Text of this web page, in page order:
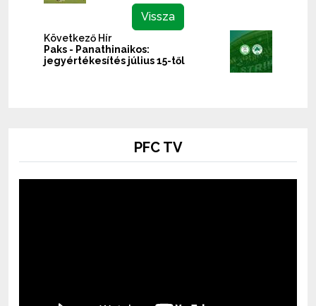
Vissza
Következő Hír
Paks - Panathinaikos:
jegyértékesítés július 15-től
PFC TV